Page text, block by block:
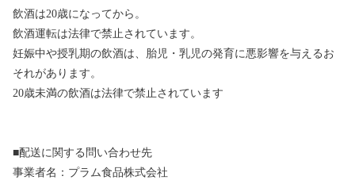
飲酒は20歳になってから。
飲酒運転は法律で禁止されています。
妊娠中や授乳期の飲酒は、胎児・乳児の発育に悪影響を与えるお
それがあります。
20歳未満の飲酒は法律で禁止されています
■配送に関する問い合わせ先
事業者名：プラム食品株式会社